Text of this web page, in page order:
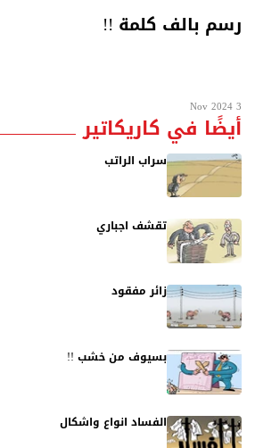
رسم بالف كلمة !!
3 Nov 2024
أيضًا في كاريكاتير
سراب الراتب
تقشف اجباري
زائر مفقود
بسيوف من خشب !!
الفساد انواع واشكال